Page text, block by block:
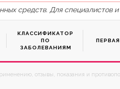
средств. Для специалистов
КЛАССИФИКАТОР
ПО
ЗАБОЛЕВАНИЯМ
отзывы, показания и